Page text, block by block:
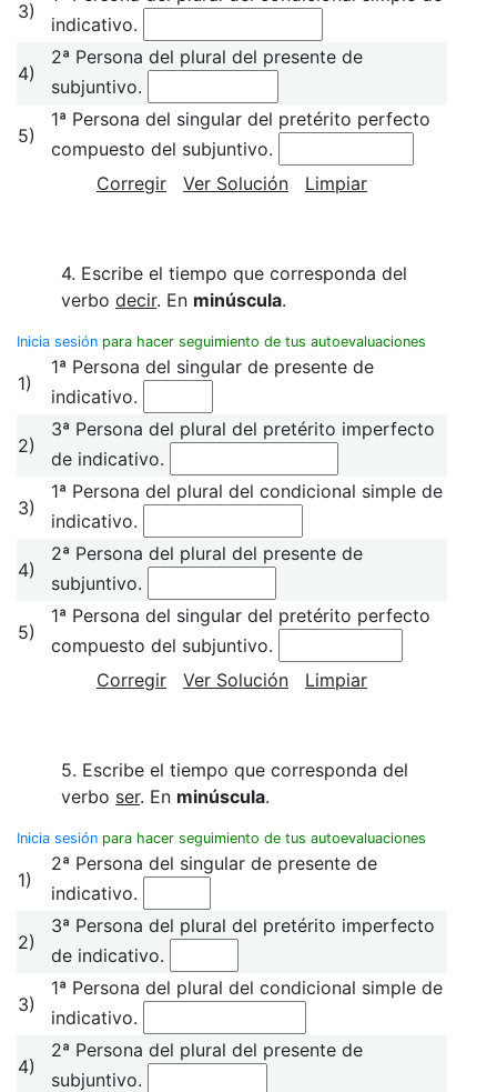
3)
indicativo.
4)
2ª Persona del plural del presente de
subjuntivo.
5)
1ª Persona del singular del pretérito perfecto
compuesto del subjuntivo.
Corregir
Ver Solución Limpiar
4. Escribe el tiempo que corresponda del
verbo decir. En minúscula.
Inicia sesión para hacer seguimiento de tus autoevaluaciones
1)
1ª Persona del singular de presente de
indicativo.
2)
3ª Persona del plural del pretérito imperfecto
de indicativo.
3)
1ª Persona del plural del condicional simple de
indicativo.
4)
2ª Persona del plural del presente de
subjuntivo.
5)
1ª Persona del singular del pretérito perfecto
compuesto del subjuntivo.
Corregir
Ver Solución Limpiar
5. Escribe el tiempo que corresponda del
verbo ser. En minúscula.
Inicia sesión para hacer seguimiento de tus autoevaluaciones
1)
2ª Persona del singular de presente de
indicativo.
2)
3ª Persona del plural del pretérito imperfecto
de indicativo.
3)
1ª Persona del plural del condicional simple de
indicativo.
4)
2ª Persona del plural del presente de
subjuntivo.